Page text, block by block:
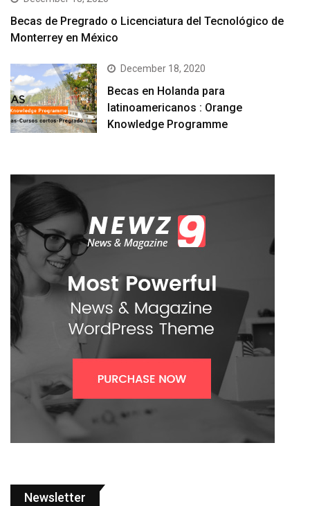
Becas de Pregrado o Licenciatura del Tecnológico de
Monterrey en México
December 18, 2020
Becas en Holanda para
latinoamericanos : Orange
Knowledge Programme
Newsletter